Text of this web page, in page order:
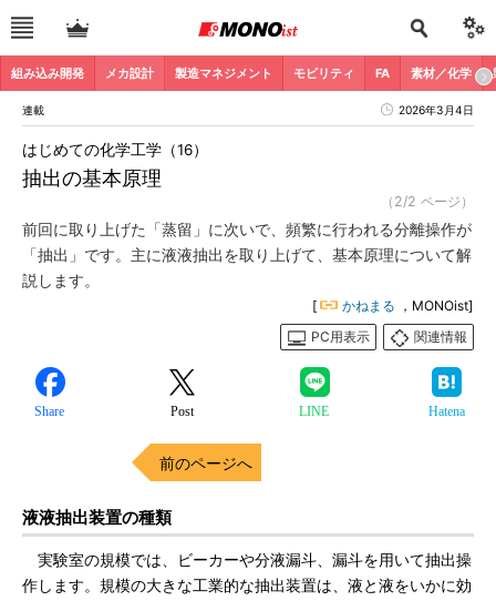
組み込み開発 メカ設計 製造マネジメント モビリティ FA 素材／化学
連載 2026年3月4日
抽出の基本原理
はじめての化学工学（16）
（2/2 ページ）
前回に取り上げた「蒸留」に次いで、頻繁に行われる分離操作が
「抽出」です。主に液液抽出を取り上げて、基本原理について解
説します。
[ かねまる ，MONOist]
PC用表示
関連情報
Share Post LINE Hatena
前のページへ
液液抽出装置の種類
実験室の規模では、ビーカーや分液漏斗、漏斗を用いて抽出操
作します。規模の大きな工業的な抽出装置は、液と液をいかに効